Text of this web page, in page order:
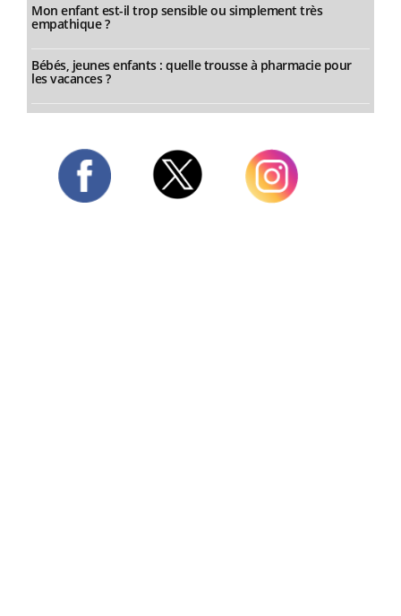
Mon enfant est-il trop sensible ou simplement très
empathique ?
Bébés, jeunes enfants : quelle trousse à pharmacie pour
les vacances ?